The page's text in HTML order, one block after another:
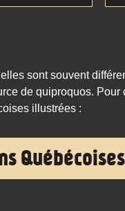
sont souvent
de quiproquos.
illustrées :
Québécoises